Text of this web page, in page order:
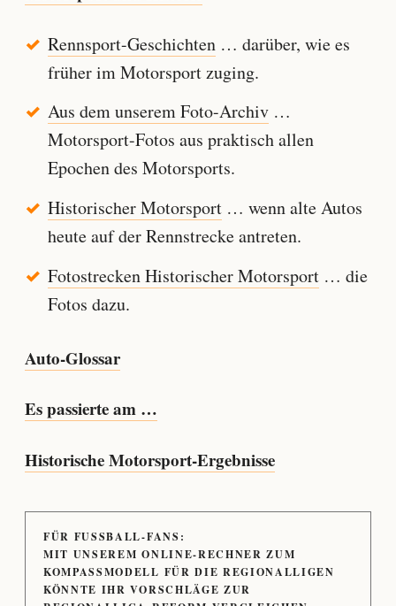
Rennsport-Geschichten… darüber, wie es
früher im Motorsport zuging.
Aus dem unserem Foto-Archiv…
Motorsport-Fotos aus praktisch allen
Epochen des Motorsports.
Historischer Motorsport… wenn alte Autos
heute auf der Rennstrecke antreten.
Fotostrecken Historischer Motorsport… die
Fotos dazu.
Auto-Glossar
Es passierte am …
Historische Motorsport-Ergebnisse
FÜR FUSSBALL-FANS:
MIT UNSEREM ONLINE-RECHNER ZUM
KOMPASSMODELL FÜR DIE REGIONALLIGEN
KÖNNTE IHR VORSCHLÄGE ZUR